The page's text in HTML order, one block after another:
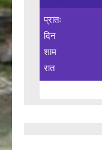
प्रातः
दिन
शाम
रात